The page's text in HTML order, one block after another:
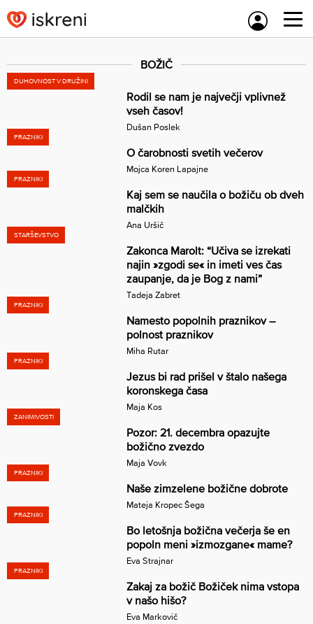
to
content
BOŽIČ
DUHOVNOST V DRUŽINI
Rodil se nam je največji vplivnež
vseh časov!
Dušan Poslek
PRAZNIKI
O čarobnosti svetih večerov
Mojca Koren Lapajne
PRAZNIKI
Kaj sem se naučila o božiču ob dveh
malčkih
Ana Uršič
STARŠEVSTVO
Zakonca Marolt: “Učiva se izrekati
najin »zgodi se« in imeti ves čas
zaupanje, da je Bog z nami”
Tadeja Zabret
PRAZNIKI
Namesto popolnih praznikov –
polnost praznikov
Miha Rutar
PRAZNIKI
Jezus bi rad prišel v štalo našega
koronskega časa
Maja Kos
ZANIMIVOSTI
Pozor: 21. decembra opazujte
božično zvezdo
Maja Vovk
PRAZNIKI
Naše zimzelene božične dobrote
Mateja Kropec Šega
PRAZNIKI
Bo letošnja božična večerja še en
popoln meni »izmozgane« mame?
Eva Strajnar
PRAZNIKI
Zakaj za božič Božiček nima vstopa
v našo hišo?
Eva Markovič